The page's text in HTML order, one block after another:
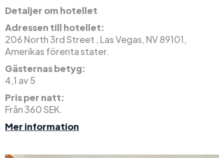
Detaljer om hotellet
Adressen till hotellet:
206 North 3rd Street , Las Vegas, NV 89101,
Amerikas förenta stater.
Gästernas betyg:
4,1 av 5
Pris per natt:
Från 360 SEK.
Mer information